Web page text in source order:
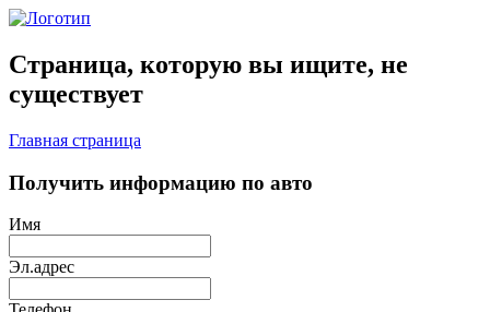
Страница, которую вы ищите, не
существует
Главная страница
Получить информацию по авто
Имя
Эл.адрес